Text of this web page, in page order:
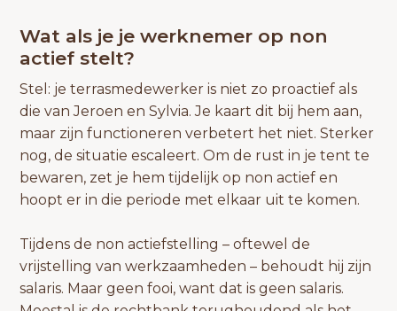
Wat als je je werknemer op non
actief stelt?
Stel: je terrasmedewerker is niet zo proactief als
die van Jeroen en Sylvia. Je kaart dit bij hem aan,
maar zijn functioneren verbetert het niet. Sterker
nog, de situatie escaleert. Om de rust in je tent te
bewaren, zet je hem tijdelijk op non actief en
hoopt er in die periode met elkaar uit te komen.
Tijdens de non actiefstelling – oftewel de
vrijstelling van werkzaamheden – behoudt hij zijn
salaris. Maar geen fooi, want dat is geen salaris.